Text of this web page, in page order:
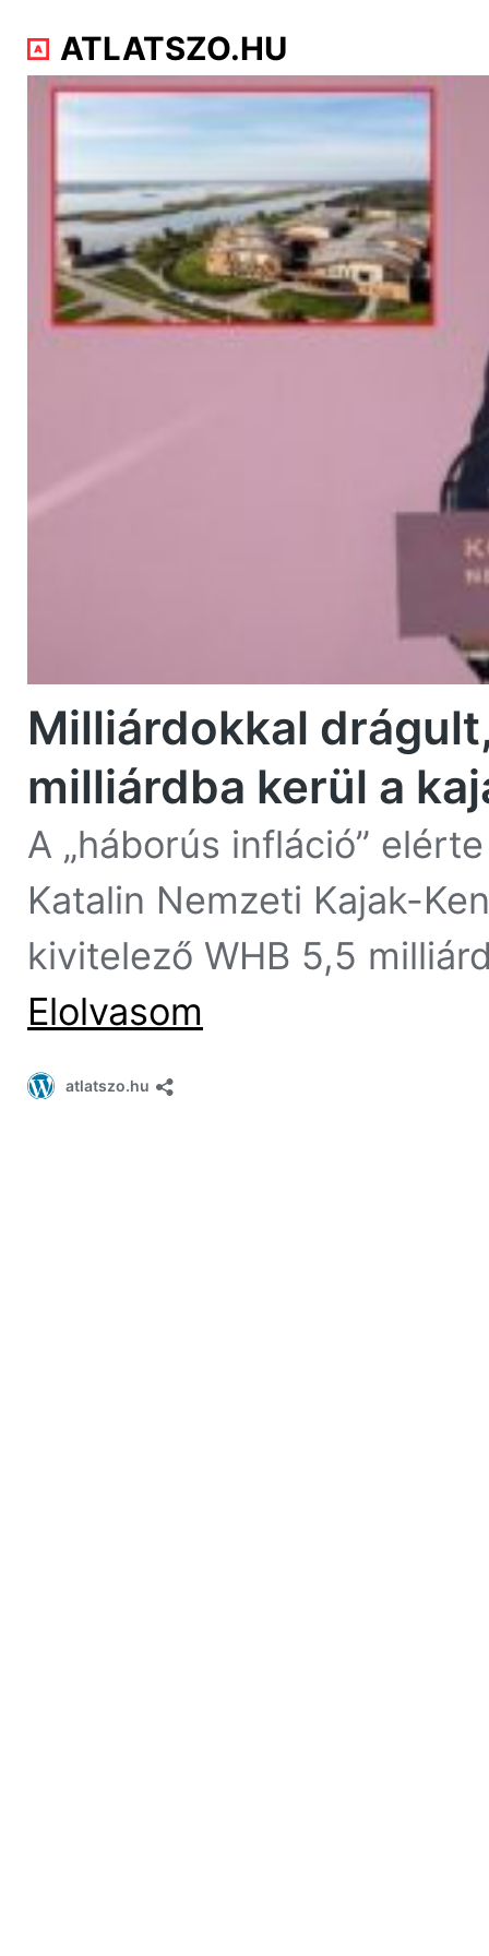
ATLATSZO.HU
Milliárdokkal
milliárdba kerül a
A „háborús infláció”
Katalin Nemzeti Kajak-
kivitelező WHB 5,5
Elolvasom
atlatszo.hu